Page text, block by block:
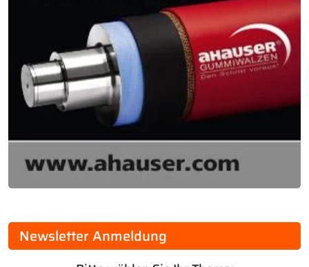
Newsletter Anmeldung